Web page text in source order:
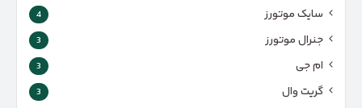
سایک موتورز 4
جنرال موتورز 3
ام جی 3
گریت وال 3